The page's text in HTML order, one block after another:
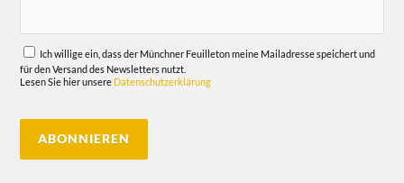
Ich willige ein, dass der Münchner Feuilleton meine Mailadresse speichert und
für den Versand des Newsletters nutzt.
Lesen Sie hier unsere Datenschutzerklärung